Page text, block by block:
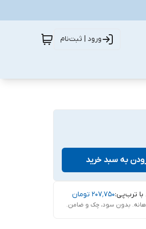
ورود | ثبت‌نام
به سبد خرید
ترب‌پی:۲۰۷٬۷۵۰ تومان